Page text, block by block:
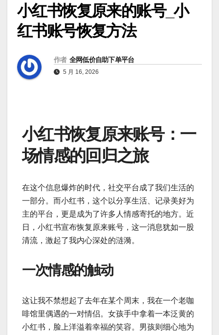
小红书恢复原来的账号_小
红书账号恢复方法
作者 全网低价自助下单平台
5 月 16, 2026
小红书恢复原来账号：一
场情感的回归之旅
在这个信息爆炸的时代，社交平台成了我们生活的
一部分。而小红书，这个以分享生活、记录美好为
主的平台，更是成为了许多人情感寄托的地方。近
日，小红书宣布恢复原来账号，这一消息犹如一股
清流，激起了我内心深处的涟漪。
一次情感的触动
这让我不禁想起了去年在某个周末，我在一个老咖
啡馆里偶遇的一对情侣。女孩手中拿着一本泛黄的
小红书，脸上洋溢着幸福的笑容。男孩则细心地为